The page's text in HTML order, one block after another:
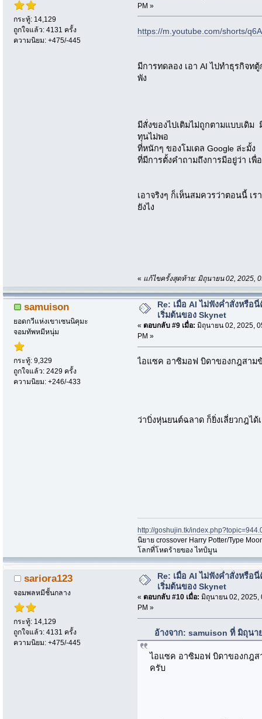
กระทู้: 14,129
ถูกใจแล้ว: 4131 ครั้ง
ความนิยม: +475/-445
PM »
https://m.youtube.com/shorts/
มีการทดลอง เอา AI ไปทำธุรกิจท
พัง
มีสั่งของไปเติมไม่ถูกตามแบบเดิม
ทุนไม่พอ
ที่หนักๆ ของโมเดล Google ล่ะมั้ง
ที่มีการตั้งคำถามถึงการมีอยู่ว่า เพื่
เอาจริงๆ ก็เห็นสมควรว่าตอนนี้ เ
ยังไง
« แก้ไขครั้งสุดท้าย: มิถุนายน 02, 2025,
samuison
ยอดกวีแห่งเขาเซนนิคุมะ
จอมทัพหมีหนุ่ม
กระทู้: 9,329
ถูกใจแล้ว: 2429 ครั้ง
ความนิยม: +246/-433
Re: เมื่อ AI ไม่ฟังค่ำสั่งหรือ
เริ่มต้นของ Skynet
« ตอบกลับ #9 เมื่อ: มิถุนายน 02, 2025,
PM »
ไอแซค อาซิมอฟ บิดาของกฎสาม
ว่าบิ่งหุ่นยนต์ฉลาด ก็ยิ่งเลี่ยวกฎได้
http://goshujin.tk/
นิยาย crossover Harry Potter/Type
โลกที่โหดร้ายของ ไทป์มูน
sariora123
จอมพลหมีชั้นกลาง
กระทู้: 14,129
ถูกใจแล้ว: 4131 ครั้ง
ความนิยม: +475/-445
Re: เมื่อ AI ไม่ฟังค่ำสั่งหรือ
เริ่มต้นของ Skynet
« ตอบกลับ #10 เมื่อ: มิถุนายน 02, 2025,
PM »
อ้างจาก: samuison ที่ มิถุนา
ไอแซค อาซิมอฟ บิดาของกฎส
ครับ